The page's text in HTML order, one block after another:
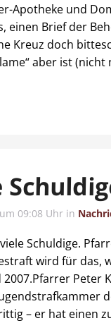
Apotheke und
einen Brief der
Kreuz doch
aber ist (nicht
09:08 Uhr in
Schuldige.
wird für das,
Peter
– er hat einen